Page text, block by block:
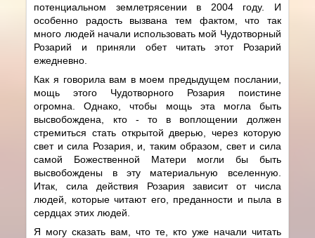
потенциальном землетрясении в 2004 году. И
особенно радость вызвана тем фактом, что так
много людей начали использовать мой Чудотворный
Розарий и приняли обет читать этот Розарий
ежедневно.
Как я говорила вам в моем предыдущем послании,
мощь этого Чудотворного Розария поистине
огромна. Однако, чтобы мощь эта могла быть
высвобождена, кто - то в воплощении должен
стремиться стать открытой дверью, через которую
свет и сила Розария, и, таким образом, свет и сила
самой Божественной Матери могли бы быть
высвобождены в эту материальную вселенную.
Итак, сила действия Розария зависит от числа
людей, которые читают его, преданности и пыла в
сердцах этих людей.
Я могу сказать вам, что те, кто уже начали читать